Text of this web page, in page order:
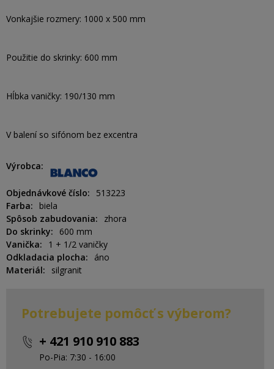
Vonkajšie rozmery: 1000 x 500 mm
Použitie do skrinky: 600 mm
Hĺbka vaničky: 190/130 mm
V balení so sifónom bez excentra
Výrobca
Objednávkové číslo
513223
Farba
biela
Spôsob zabudovania
zhora
Do skrinky
600 mm
Vanička
1 + 1/2 vaničky
Odkladacia plocha
áno
Materiál
silgranit
Potrebujete pomôcť s výberom?
+ 421 910 910 883
Po-Pia: 7:30 - 16:00